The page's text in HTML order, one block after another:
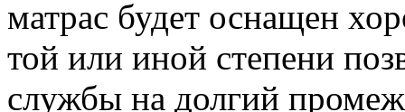
матрас будет оснащен
той или иной степени
службы на долгий